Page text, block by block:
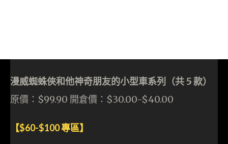
漫威蜘蛛俠和他神奇朋友的小型車系列（共 5 款）
原價：$99.90 開倉價：$30.00-$40.00
【$60-$100 專區】